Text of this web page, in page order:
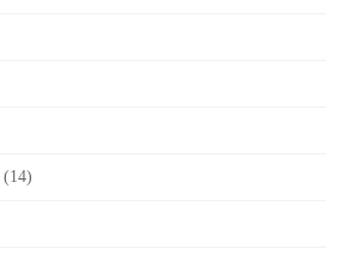
(14)